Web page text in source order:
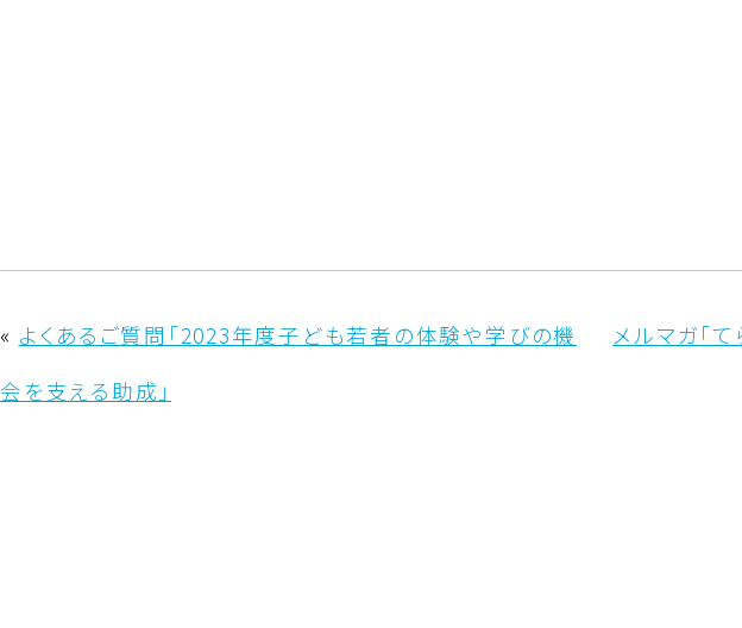
« よくあるご質問「2023年度子ども若者の体験や学びの機
会を支える助成」
メルマガ「